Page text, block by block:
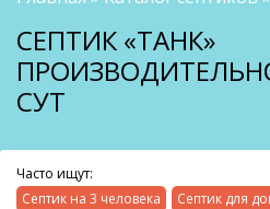
СЕПТИК «ТАНК»
СУТ
Часто ищут:
Септик на 3 человека
Септик для